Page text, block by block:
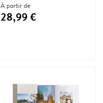
À partir de
28,99 €